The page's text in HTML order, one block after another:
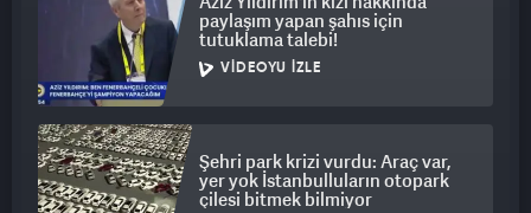
paylaşım yapan şahıs için
tutuklama talebi!
VIDEOYU İZLE
Şehri park krizi vurdu: Araç var,
yer yok İstanbulluların otopark
çilesi bitmek bilmiyor